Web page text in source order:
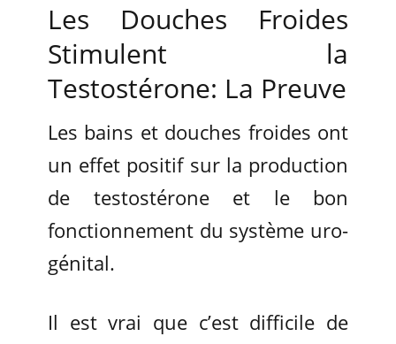
Les Douches Froides
Stimulent la
Testostérone: La Preuve
Les bains et douches froides ont
un effet positif sur la production
de testostérone et le bon
fonctionnement du système uro-
génital.
Il est vrai que c’est difficile de